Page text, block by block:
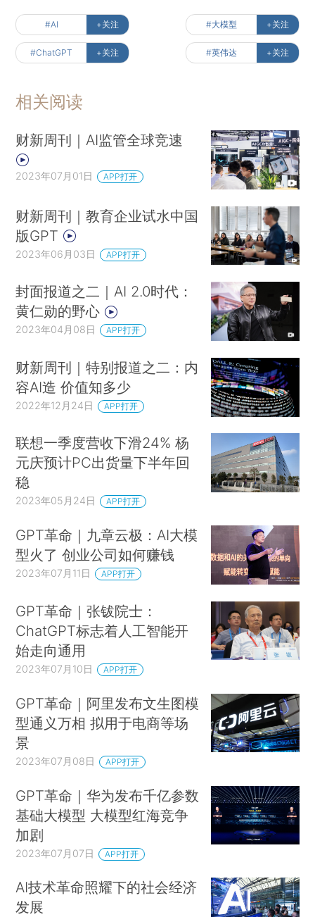
#AI +关注 #大模型 +关注
#ChatGPT +关注 #英伟达 +关注
相关阅读
财新周刊｜AI监管全球竞速
2023年07月01日 APP打开
财新周刊｜教育企业试水中国
版GPT
2023年06月03日 APP打开
封面报道之二｜AI 2.0时代：
黄仁勋的野心
2023年04月08日 APP打开
财新周刊｜特别报道之二：内
容AI造 价值知多少
2022年12月24日 APP打开
联想一季度营收下滑24% 杨
元庆预计PC出货量下半年回
稳
2023年05月24日 APP打开
GPT革命｜九章云极：AI大模
型火了 创业公司如何赚钱
2023年07月11日 APP打开
GPT革命｜张钹院士：
ChatGPT标志着人工智能开
始走向通用
2023年07月10日 APP打开
GPT革命｜阿里发布文生图模
型通义万相 拟用于电商等场
景
2023年07月08日 APP打开
GPT革命｜华为发布千亿参数
基础大模型 大模型红海竞争
加剧
2023年07月07日 APP打开
AI技术革命照耀下的社会经济
发展